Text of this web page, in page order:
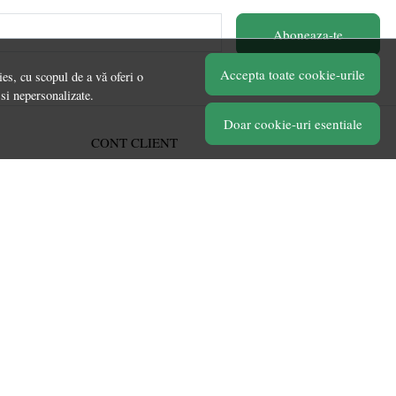
cu scopul de a vă oferi o
nepersonalizate.
Accepta toate cookie-urile
Doar cookie-uri esentiale
Aboneaza-te
CONT CLIENT